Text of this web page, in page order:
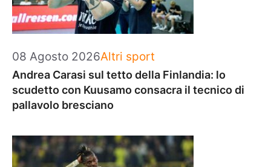
08 Agosto 2026Categorie
Altri sport
Andrea Carasi sul tetto della Finlandia: lo
scudetto con Kuusamo consacra il tecnico di
pallavolo bresciano